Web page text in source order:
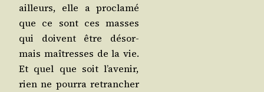
ailleurs, elle a pro­cla­mé
que ce sont ces masses
qui doivent être désor­
mais maî­tresses de la vie.
Et quel que soit l’a­ve­nir,
rien ne pour­ra retran­cher